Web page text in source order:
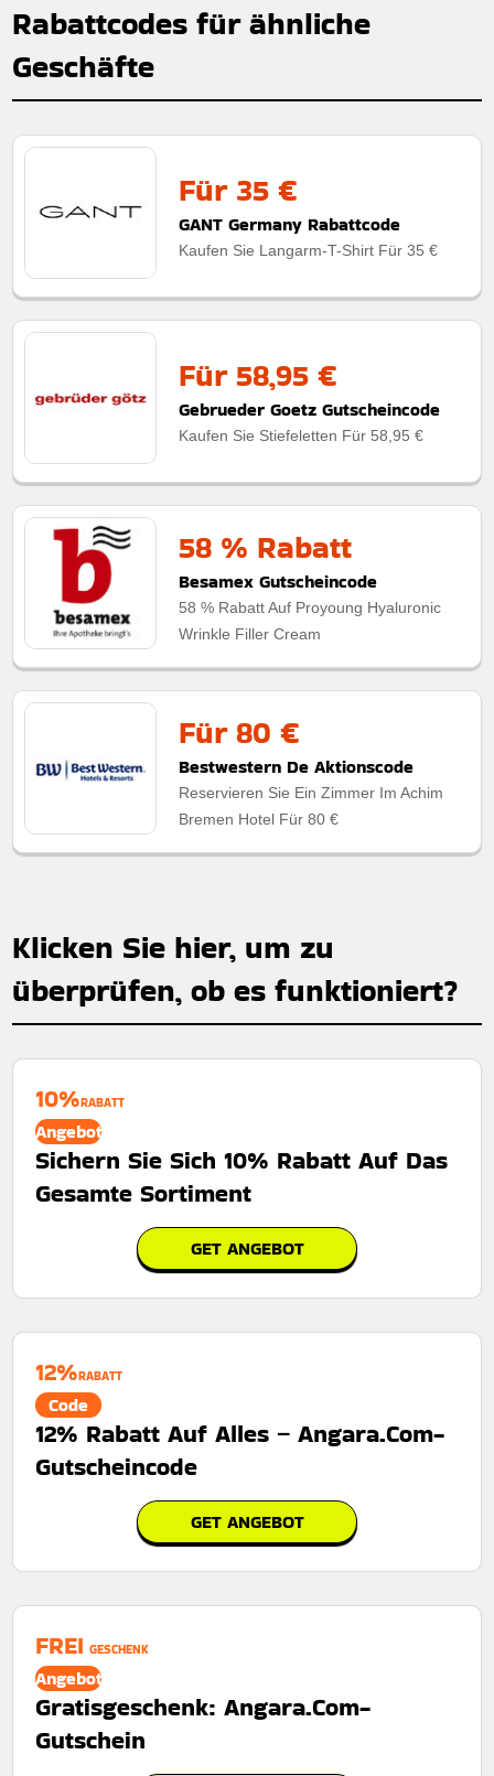
Rabattcodes für ähnliche
Geschäfte
Für 35 €
GANT Germany Rabattcode
Kaufen Sie Langarm-T-Shirt Für 35 €
Für 58,95 €
Gebrueder Goetz Gutscheincode
Kaufen Sie Stiefeletten Für 58,95 €
58 % Rabatt
Besamex Gutscheincode
58 % Rabatt Auf Proyoung Hyaluronic
Wrinkle Filler Cream
Für 80 €
Bestwestern De Aktionscode
Reservieren Sie Ein Zimmer Im Achim
Bremen Hotel Für 80 €
Klicken Sie hier, um zu
überprüfen, ob es funktioniert?
10%RABATT
Angebot
Sichern Sie Sich 10% Rabatt Auf Das
Gesamte Sortiment
GET ANGEBOT
12%RABATT
Code
12% Rabatt Auf Alles – Angara.Com-
Gutscheincode
GET ANGEBOT
FREI GESCHENK
Angebot
Gratisgeschenk: Angara.Com-
Gutschein